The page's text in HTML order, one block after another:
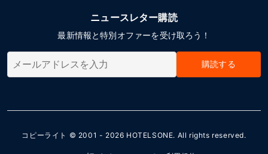
ニュースレター購読
最新情報と特別オファーを受け取ろう！
購読する
コピーライト © 2001 - 2026 HOTELSONE. All rights reserved.